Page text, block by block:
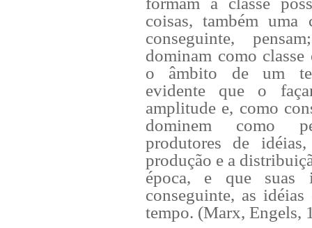
coisas, também uma
conseguinte,
dominam como
o âmbito de um
evidente que o
amplitude e, como
dominem como
produtores de
produção e a
época, e que suas
conseguinte, as
tempo. (Marx, Engels,